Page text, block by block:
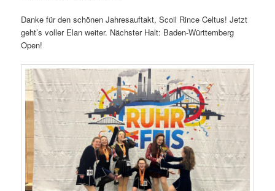
Danke für den schönen Jahresauftakt, Scoil Rince Celtus! Jetzt
geht’s voller Elan weiter. Nächster Halt: Baden-Württemberg
Open!